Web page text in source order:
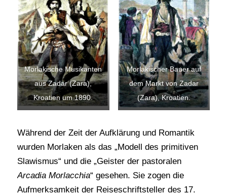
Morlakische Musikanten
aus Zadar (Zara),
Kroatien um 1890.
Morlakischer Bauer auf
dem Markt von Zadar
(Zara), Kroatien.
Während der Zeit der Aufklärung und Romantik
wurden Morlaken als das „Modell des primitiven
Slawismus“ und die „Geister der pastoralen
Arcadia Morlacchia“ gesehen. Sie zogen die
Aufmerksamkeit der Reiseschriftsteller des 17.